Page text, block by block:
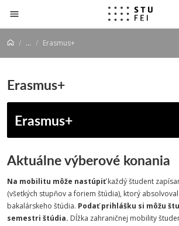
Prejsť na obsah
... Erasmus+
Erasmus+
Erasmus+
Aktuálne výberové konania
Na mobilitu môže nastúpiťkaždý študent
(všetkých stupňov a foriem štúdia), ktorý
bakalárskeho štúdia. Podať prihlášku si môžu
semestri štúdia. Dĺžka zahraničnej mobility